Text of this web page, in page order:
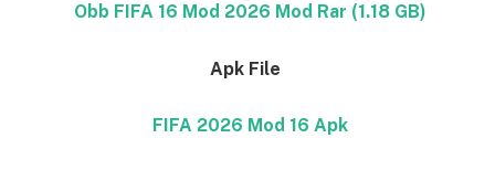
Obb FIFA 16 Mod 2026 Mod Rar (1.18 GB)
Apk File
FIFA 2026 Mod 16 Apk